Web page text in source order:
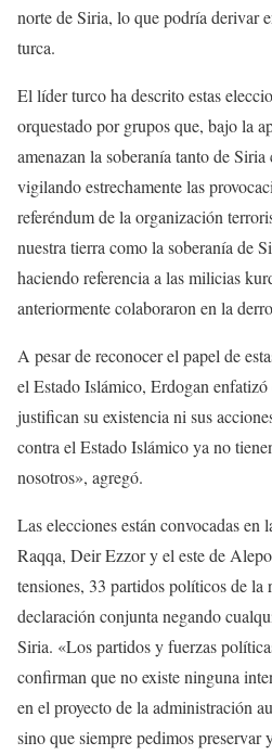
norte de Siria, lo que podría derivar
turca.
El líder turco ha descrito estas
orquestado por grupos que, bajo la
amenazan la soberanía tanto de
vigilando estrechamente las
referéndum de la organización
nuestra tierra como la soberanía de
haciendo referencia a las milicias
anteriormente colaboraron en la
A pesar de reconocer el papel de
el Estado Islámico, Erdogan
justifican su existencia ni sus
contra el Estado Islámico ya no
nosotros», agregó.
Las elecciones están convocadas en
Raqqa, Deir Ezzor y el este de
tensiones, 33 partidos políticos de la
declaración conjunta negando
Siria. «Los partidos y fuerzas
confirman que no existe ninguna
en el proyecto de la administración
sino que siempre pedimos preservar